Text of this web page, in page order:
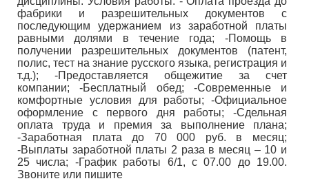
фабрики и разрешительных документов с
последующим удержанием из заработной платы
равными долями в течение года; -Помощь в
получении разрешительных документов (патент,
полис, тест на знание русского языка, регистрация и
т.д.); -Предоставляется общежитие за счет
компании; -Бесплатный обед; -Современные и
комфортные условия для работы; -Официальное
оформление с первого дня работы; -Сдельная
оплата труда и премия за выполнение плана;
-Заработная плата до 70 000 руб. в месяц;
-Выплаты заработной платы 2 раза в месяц – 10 и
25 числа; -График работы 6/1, с 07.00 до 19.00.
Звоните или пишите